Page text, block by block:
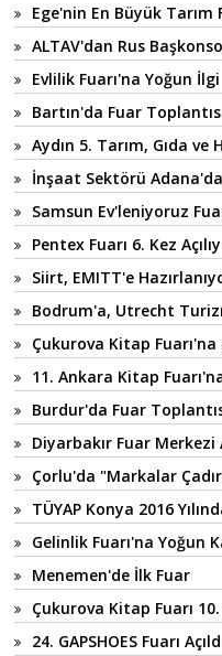
Ege'nin En Büyük Tarım
ALTAV'dan Rus
Evlilik Fuarı'na Yoğun İlgi
Bartın'da Fuar
Aydın 5. Tarım, Gıda ve
İnşaat Sektörü
Samsun Ev'leniyoruz
Pentex Fuarı 6. Kez
Siirt, EMITT'e
Bodrum'a, Utrecht
Çukurova Kitap
11. Ankara Kitap
Burdur'da Fuar
Diyarbakır Fuar Merkezi
Çorlu'da "Markalar
TÜYAP Konya 2016
Gelinlik Fuarı'na Yoğun
Menemen'de İlk Fuar
Çukurova Kitap Fuarı
24. GAPSHOES Fuarı